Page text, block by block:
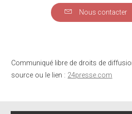
Nous contacter
Communiqué libre de droits de
source ou le lien : 24presse.com